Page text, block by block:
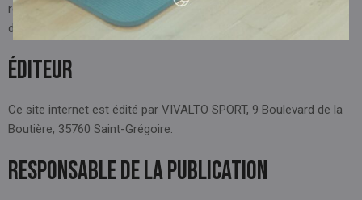
reconnaissez avoir pris connaissance des présentes conditions
d’utilisation et les accepter.
Éditeur
Ce site internet est édité par VIVALTO SPORT, 9 Boulevard de la
Boutière, 35760 Saint-Grégoire.
Responsable de la publication